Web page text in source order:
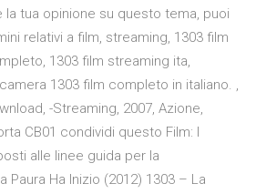
la tua opinione su questo tema, puoi
relativi a film, streaming, 1303 film
1303 film streaming ita,
1303 film completo in italiano. ,
-Streaming, 2007, Azione,
CB01 condividi questo Film: I
alle linee guida per la
Paura Ha Inizio (2012) 1303 – La